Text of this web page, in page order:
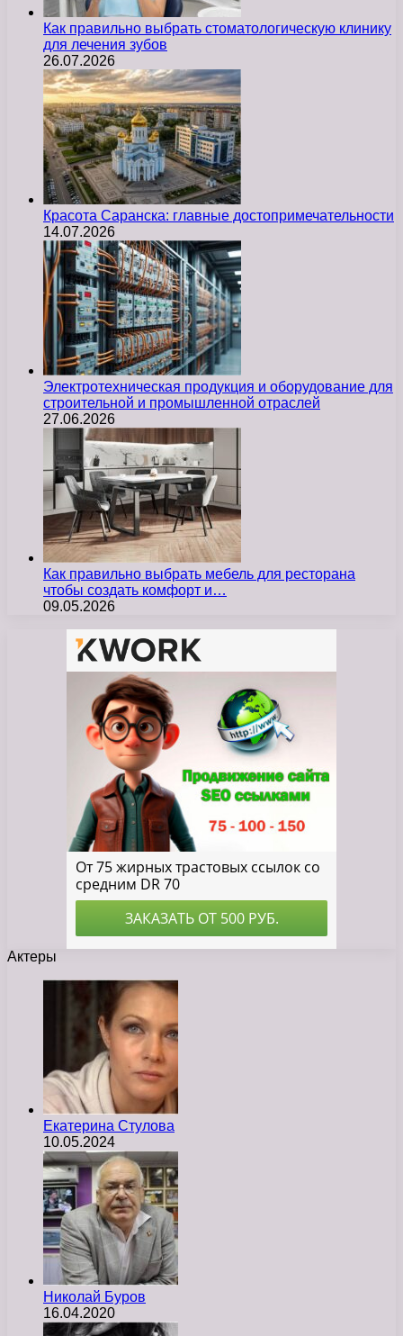
Как правильно выбрать стоматологическую клинику
для лечения зубов
26.07.2026
Красота Саранска: главные достопримечательности
14.07.2026
Электротехническая продукция и оборудование для
строительной и промышленной отраслей
27.06.2026
Как правильно выбрать мебель для ресторана
чтобы создать комфорт и…
09.05.2026
Актеры
Екатерина Стулова
10.05.2024
Николай Буров
16.04.2020